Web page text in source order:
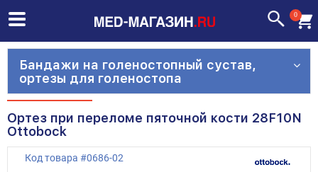
0
Бандажи на голеностопный сустав,
ортезы для голеностопа
Ортез при переломе пяточной кости 28F10N
Ottobock
Код товара #0686-02